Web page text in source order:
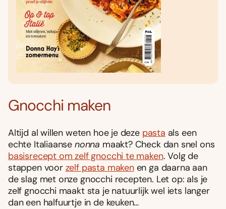
Gnocchi maken
Altijd al willen weten hoe je deze pasta als een
echte Italiaanse nonna maakt? Check dan snel ons
basisrecept om zelf gnocchi te maken. Volg de
stappen voor zelf pasta makenen ga daarna aan
de slag met onze gnocchi recepten. Let op: als je
zelf gnocchi maakt sta je natuurlijk wel iets langer
dan een halfuurtje in de keuken…